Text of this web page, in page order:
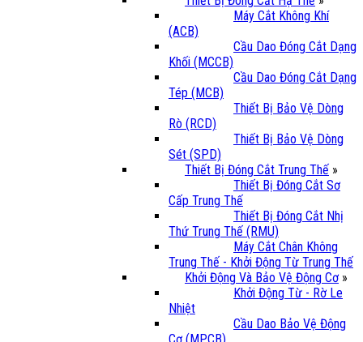
Máy Cắt Không Khí
(ACB)
Cầu Dao Đóng Cắt Dạng
Khối (MCCB)
Cầu Dao Đóng Cắt Dạng
Tép (MCB)
Thiết Bị Bảo Vệ Dòng
Rò (RCD)
Thiết Bị Bảo Vệ Dòng
Sét (SPD)
Thiết Bị Đóng Cắt Trung Thế »
Thiết Bị Đóng Cắt Sơ
Cấp Trung Thế
Thiết Bị Đóng Cắt Nhị
Thứ Trung Thế (RMU)
Máy Cắt Chân Không
Trung Thế - Khởi Động Từ Trung Thế
Khởi Động Và Bảo Vệ Động Cơ »
Khởi Động Từ - Rờ Le
Nhiệt
Cầu Dao Bảo Vệ Động
Cơ (MPCB)